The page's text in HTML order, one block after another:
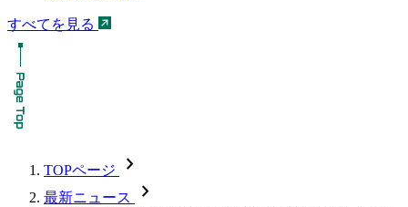
すべてを見る
TOPページ chevron_forward
最新ニュース chevron_forward